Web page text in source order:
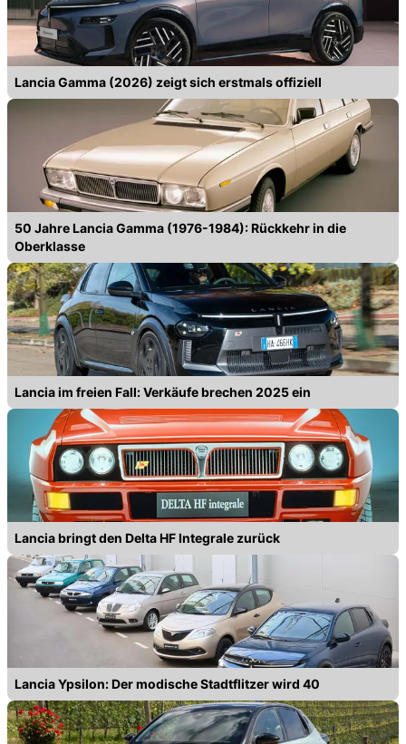
Lancia Gamma (2026) zeigt sich erstmals offiziell
50 Jahre Lancia Gamma (1976-1984): Rückkehr in die
Oberklasse
Lancia im freien Fall: Verkäufe brechen 2025 ein
Lancia bringt den Delta HF Integrale zurück
Lancia Ypsilon: Der modische Stadtflitzer wird 40